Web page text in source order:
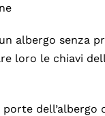
albergo senza
loro le chiavi
dell’albergo